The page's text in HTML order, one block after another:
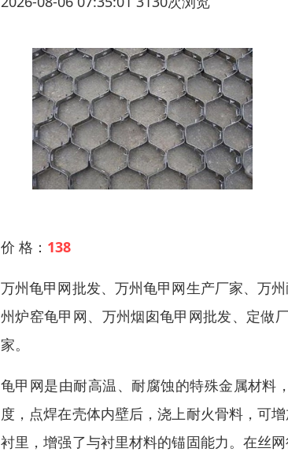
价 格： 138
万州龟甲网批发、万州龟甲网生产厂家、万
州炉窑龟甲网、万州烟囱龟甲网批发、定做
家。
龟甲网是由耐高温、耐腐蚀的特殊金属材料
度，点焊在壳体内壁后，浇上耐火骨料，可
衬里，增强了与衬里材料的锚固能力。在丝